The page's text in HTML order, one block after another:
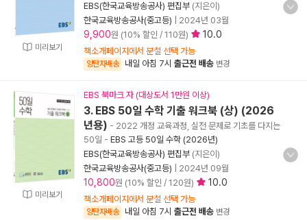
미리보기
EBS(한국교육방송공사) 편집부 (지은이)
한국교육방송공사(중고등)
2024년 03월
9,900원 (10% 할인 / 110원) 10.0
책소개페이지에서 분철 선택 가능
양탄자배송 내일 아침 7시 출근전 배송 변경
미리보기
EBS 북마크 자 (대상도서 1만원 이상)
3. EBS 50일 수학 기출 워크북 (상) (2026
년용) - 2022 개정 교육과정, 실전 문제로 기초를 다지는
50일 - EBS 고등 50일 수학 (2026년)
EBS(한국교육방송공사) 편집부 (지은이)
한국교육방송공사(중고등)
2024년 09월
10,800원 (10% 할인 / 120원) 10.0
책소개페이지에서 분철 선택 가능
양탄자배송 내일 아침 7시 출근전 배송 변경